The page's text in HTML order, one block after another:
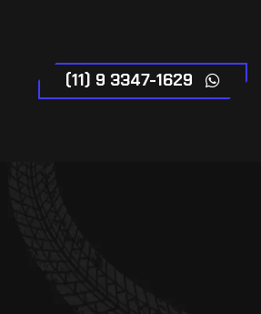
(11) 9 3347-1629